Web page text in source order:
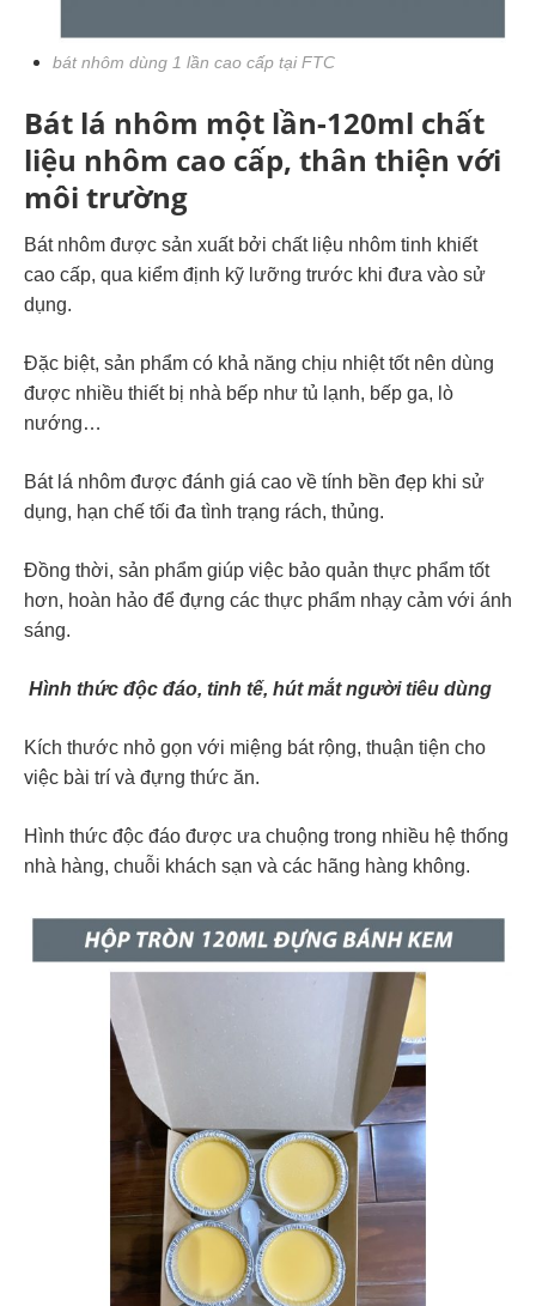
bát nhôm dùng 1 lần cao cấp tại FTC
Bát lá nhôm một lần-120ml chất
liệu nhôm cao cấp, thân thiện với
môi trường
Bát nhôm được sản xuất bởi chất liệu nhôm tinh khiết
cao cấp, qua kiểm định kỹ lưỡng trước khi đưa vào sử
dụng.
Đặc biệt, sản phẩm có khả năng chịu nhiệt tốt nên dùng
được nhiều thiết bị nhà bếp như tủ lạnh, bếp ga, lò
nướng…
Bát lá nhôm được đánh giá cao về tính bền đẹp khi sử
dụng, hạn chế tối đa tình trạng rách, thủng.
Đồng thời, sản phẩm giúp việc bảo quản thực phẩm tốt
hơn, hoàn hảo để đựng các thực phẩm nhạy cảm với ánh
sáng.
Hình thức độc đáo, tinh tế, hút mắt người tiêu dùng
Kích thước nhỏ gọn với miệng bát rộng, thuận tiện cho
việc bài trí và đựng thức ăn.
Hình thức độc đáo được ưa chuộng trong nhiều hệ thống
nhà hàng, chuỗi khách sạn và các hãng hàng không.